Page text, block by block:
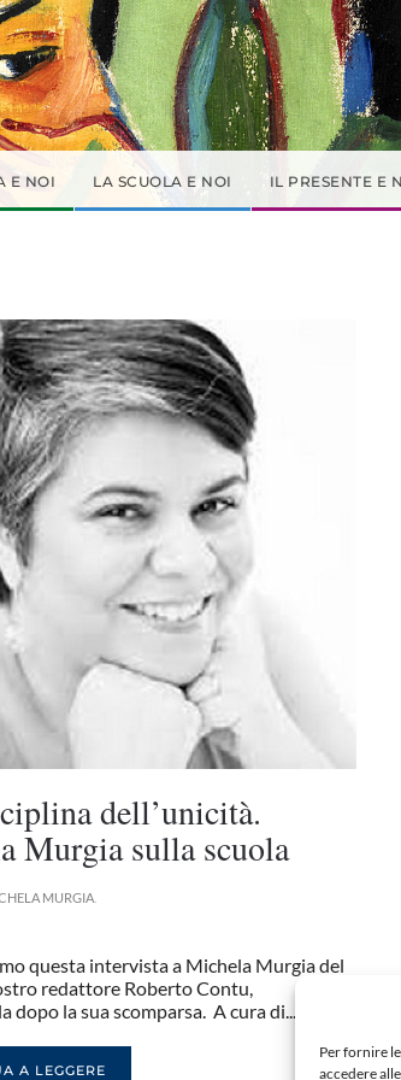
Per fornire
accedere
E NOI LA SCUOLA E NOI IL PRESENTE E
dell’unicità.
Murgia sulla scuola
MURGIA
questa intervista a Michela Murgia del
redattore Roberto Contu,
dopo la sua scomparsa. A cura di...
A LEGGERE